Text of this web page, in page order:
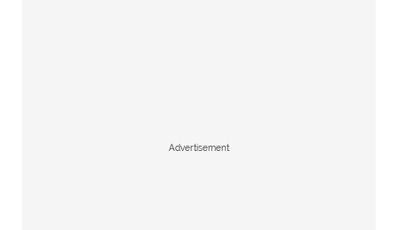
Advertisement